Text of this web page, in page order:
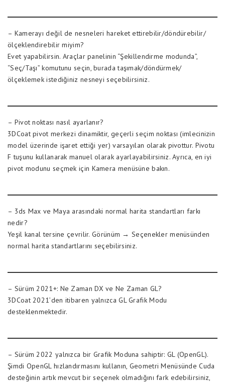
– Kamerayı değil de nesneleri hareket ettirebilir/döndürebilir/
ölçeklendirebilir miyim?
Evet yapabilirsin. Araçlar panelinin “Şekillendirme modunda”,
“Seç/Taşı” komutunu seçin, burada taşımak/döndürmek/
ölçeklemek istediğiniz nesneyi seçebilirsiniz.
– Pivot noktası nasıl ayarlanır?
3DCoat pivot merkezi dinamiktir, geçerli seçim noktası (imlecinizin
model üzerinde işaret ettiği yer) varsayılan olarak pivottur. Pivotu
F tuşunu kullanarak manuel olarak ayarlayabilirsiniz. Ayrıca, en iyi
pivot modunu seçmek için Kamera menüsüne bakın.
– 3ds Max ve Maya arasındaki normal harita standartları farkı
nedir?
Yeşil kanal tersine çevrilir. Görünüm → Seçenekler menüsünden
normal harita standartlarını seçebilirsiniz.
– Sürüm 2021+: Ne Zaman DX ve Ne Zaman GL?
3DCoat 2021’den itibaren yalnızca GL Grafik Modu
desteklenmektedir.
– Sürüm 2022 yalnızca bir Grafik Moduna sahiptir: GL (OpenGL).
Şimdi OpenGL hızlandırmasını kullanın, Geometri Menüsünde Cuda
desteğinin artık mevcut bir seçenek olmadığını fark edebilirsiniz,